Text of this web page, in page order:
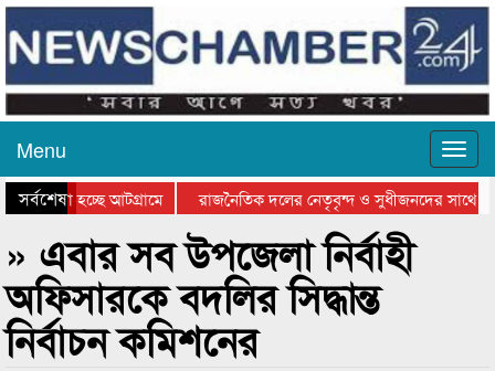
Menu
সর্বশেষ
যাওয়া হচ্ছে আটগ্রামে
রাজনৈতিক দলের নেতৃবৃন্দ ও সুধীজনদের সাথে
সিলেটে বাংলাদেশ গ্রুপ থিয়েটার ফেডারেশানের
» এবার সব উপজেলা নির্বাহী
অফিসারকে বদলির সিদ্ধান্ত
নির্বাচন কমিশনের